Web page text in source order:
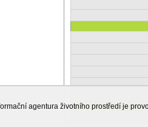
agentura životního prostředí je